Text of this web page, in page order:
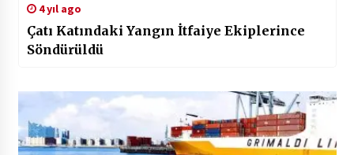
4 yıl ago
Çatı Katındaki Yangın İtfaiye Ekiplerince
Söndürüldü